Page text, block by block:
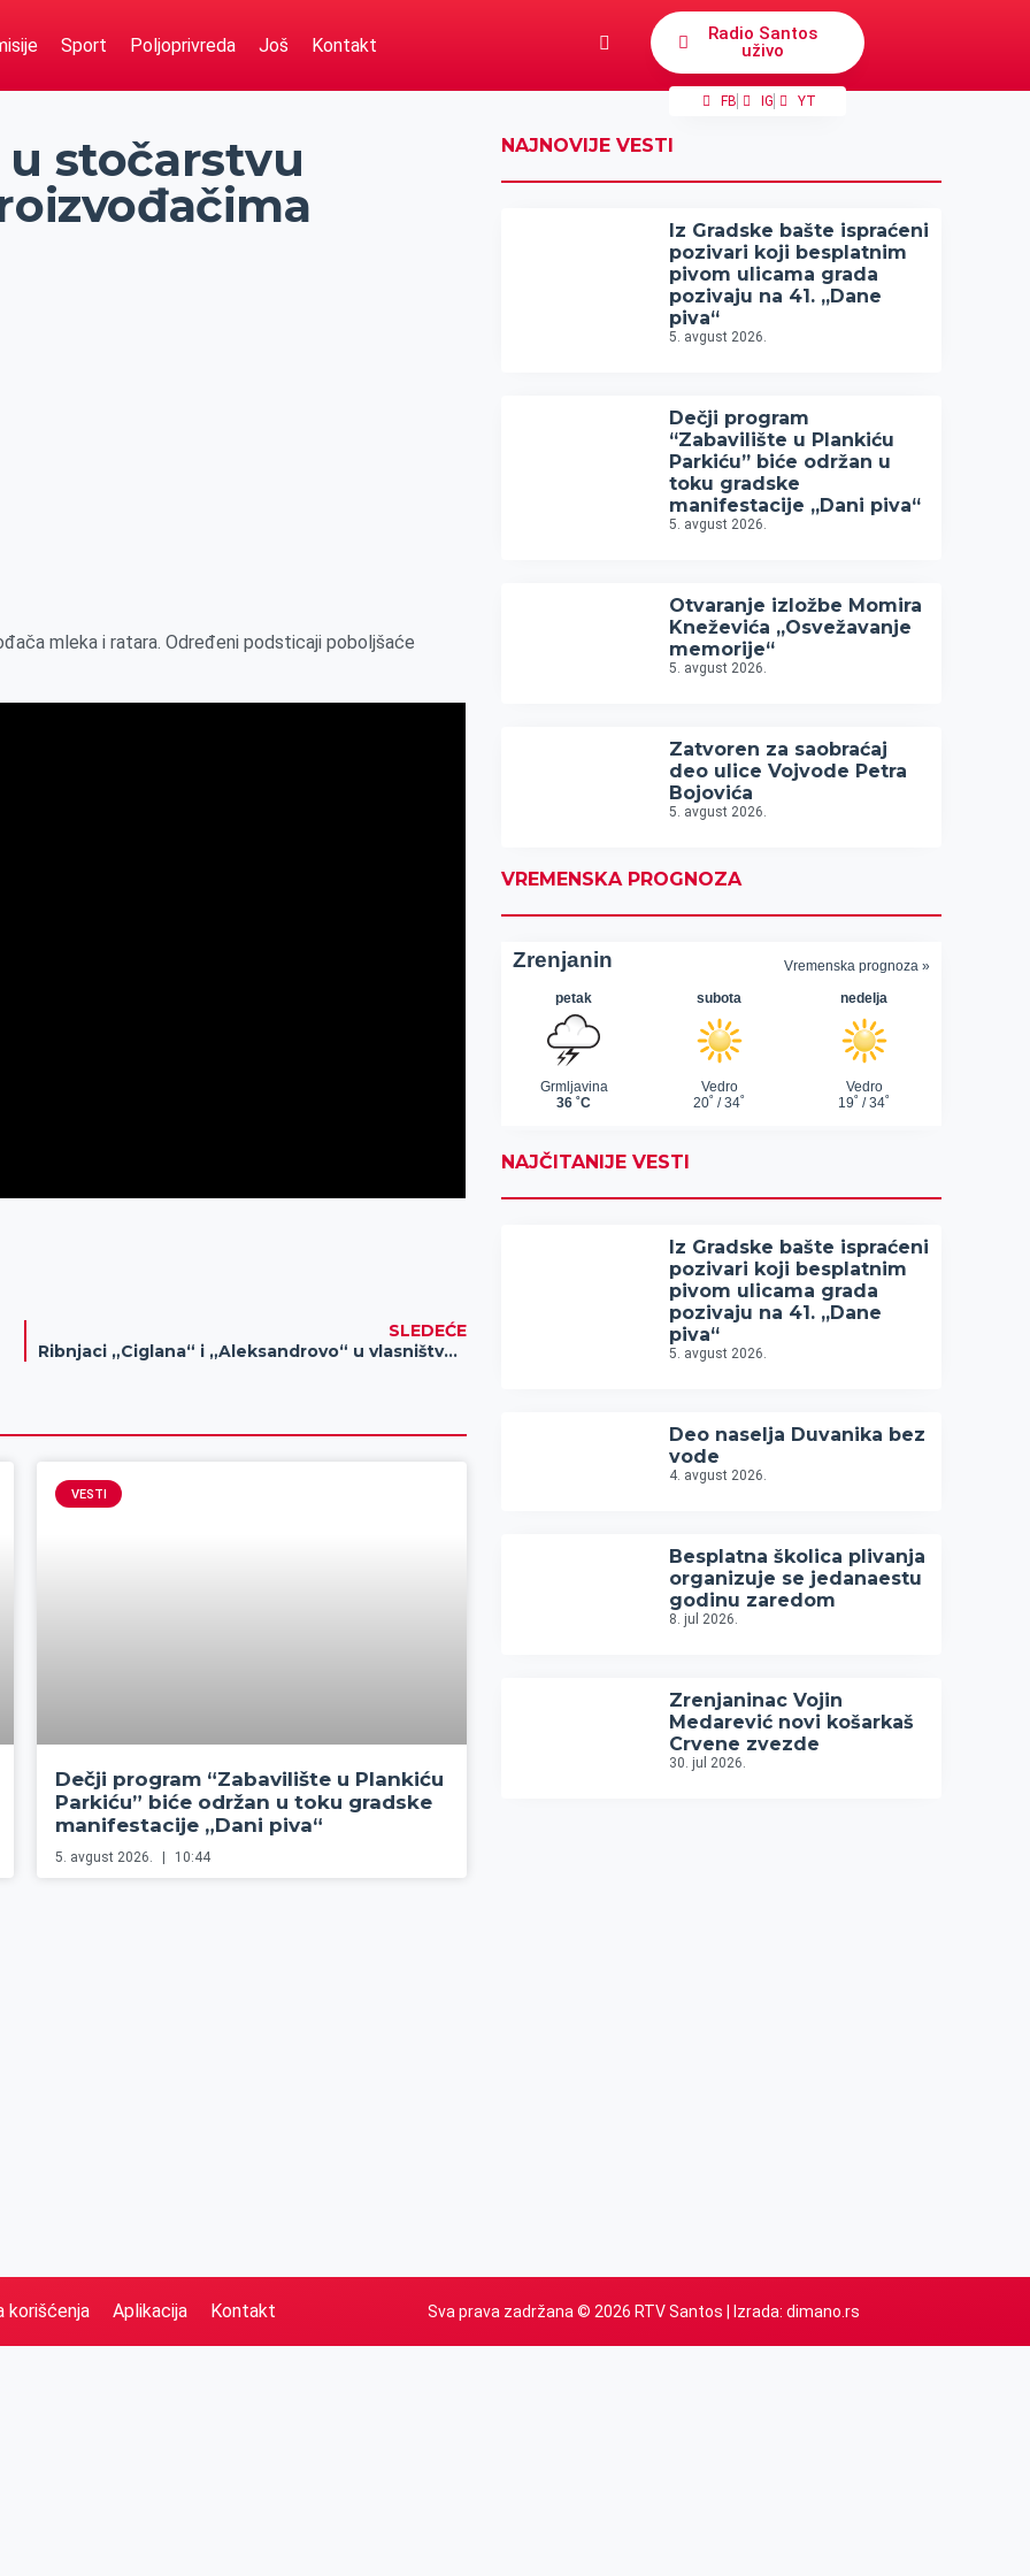
Sport Poljoprivreda Još Kontakt
Radio Santos
uživo
FB IG YT
stočarstvu
mleka i ratara. Određeni podsticaji poboljšaće
SLEDEĆE
Ribnjaci „Ciglana“ i „Aleksandrovo“ u vlasništvu Opštine Nova Crnja
VESTI
Dečji program “Zabavilište u Plankiću
Parkiću” biće održan u toku gradske
manifestacije „Dani piva“
5. avgust 2026. 10:44
NAJNOVIJE VESTI
Iz Gradske bašte ispraćeni
pozivari koji besplatnim
pivom ulicama grada
pozivaju na 41. „Dane
piva“
5. avgust 2026.
Dečji program
“Zabavilište u Plankiću
Parkiću” biće održan u
toku gradske
manifestacije „Dani piva“
5. avgust 2026.
Otvaranje izložbe Momira
Kneževića „Osvežavanje
memorije“
5. avgust 2026.
Zatvoren za saobraćaj
deo ulice Vojvode Petra
Bojovića
5. avgust 2026.
VREMENSKA PROGNOZA
NAJČITANIJE VESTI
Iz Gradske bašte ispraćeni
pozivari koji besplatnim
pivom ulicama grada
pozivaju na 41. „Dane
piva“
5. avgust 2026.
Deo naselja Duvanika bez
vode
4. avgust 2026.
Besplatna školica plivanja
organizuje se jedanaestu
godinu zaredom
8. jul 2026.
Zrenjaninac Vojin
Medarević novi košarkaš
Crvene zvezde
30. jul 2026.
korišćenja Aplikacija Kontakt Sva prava zadržana © 2026 RTV Santos | Izrada: dimano.rs